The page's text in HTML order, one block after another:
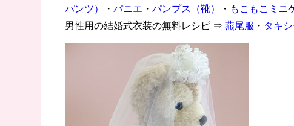
パンツ）
・ パニエ ・ パンプス（靴） ・ もこもこミニ
男性用の結婚式衣装の無料レシピ ⇒燕尾服 ・ タキ